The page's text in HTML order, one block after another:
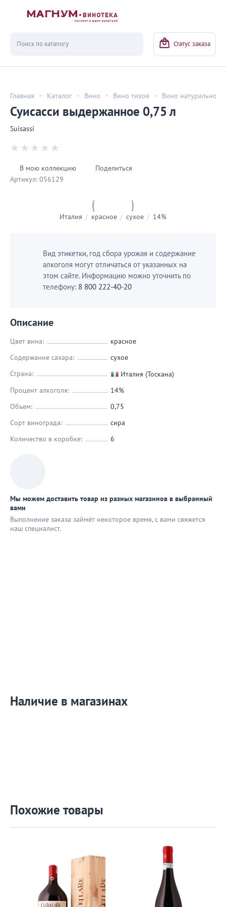
Статус заказа
Главная - Каталог - Вино - Вино тихое - Вино натуральное
Суисасси выдержанное 0,75 л
Suisassi
В мою коллекцию
Поделиться
Артикул: 056129
Италия / красное / сухое / 14%
Вид этикетки, год сбора урожая и содержание
алкоголя могут отличаться от указанных на
этом сайте. Информацию можно уточнить по
телефону: 8 800 222-40-20
Описание
Цвет вина:
красное
Содержание сахара:
сухое
Страна:
Италия (Тоскана)
Процент алкоголя:
14%
Объем:
0,75
Сорт винограда:
сира
Количество в коробке:
6
Мы можем доставить товар из разных магазинов в выбранный
вами
Выполнение заказа займёт некоторое время, с вами свяжется
наш специaлист.
Наличие в магазинах
Похожие товары